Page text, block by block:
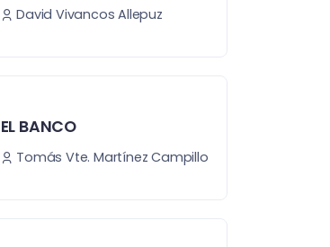
David Vivancos Allepuz
EL BANCO
Tomás Vte. Martínez Campillo